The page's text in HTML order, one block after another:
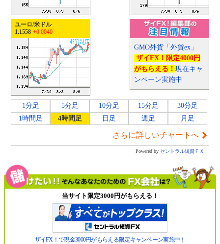
ユーロ/米ドル
1.1558 +0.0040
GMO外貨「外貨ex」
ザイFX！限定4000円
がもらえる！ 現在キャ
ンペーン実施中
1分足 5分足 10分足 15分足
30分足
1時間足
4時間足 日足 週足 月足
さらに詳しいチャートへ
Powered by セントラル短資ＦＸ
当サイト限定3000円がもらえる！
ザイFX！で現金3000円がもらえる限定キャンペーン実施中！